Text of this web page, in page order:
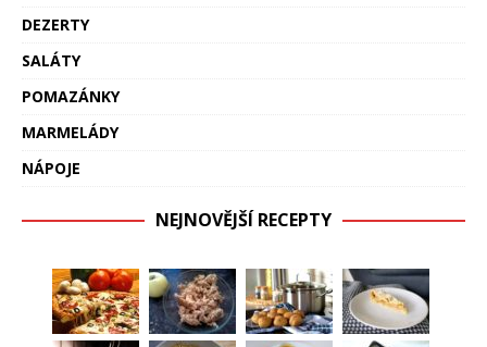
DEZERTY
SALÁTY
POMAZÁNKY
MARMELÁDY
NÁPOJE
NEJNOVĚJŠÍ RECEPTY